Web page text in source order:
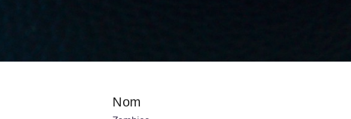
Nom